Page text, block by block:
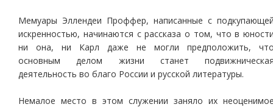
Мемуары Эллендеи Проффер, написанные с
искренностью, начинаются с рассказа о том, что в
ни она, ни Карл даже не могли предположить,
основным делом жизни станет
деятельность во благо России и русской литературы.
Немалое место в этом служении заняло их